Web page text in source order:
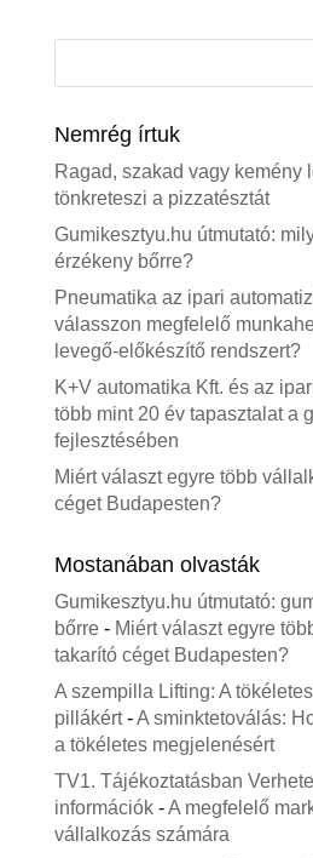
Nemrég írtuk
Ragad, szakad vagy kemény
tönkreteszi a pizzatésztát
Gumikesztyu.hu útmutató:
érzékeny bőrre?
Pneumatika az ipari
válasszon megfelelő
levegő-előkészítő rendszert?
K+V automatika Kft. és az
több mint 20 év tapasztalat a
fejlesztésében
Miért választ egyre több
céget Budapesten?
Mostanában olvasták
Gumikesztyu.hu útmutató:
bőrre- Miért választ egyre
takarító céget Budapesten?
A szempilla Lifting: A
pillákért-A sminktetoválás:
a tökéletes megjelenésért
TV1. Tájékoztatásban
információk-A megfelelő
vállalkozás számára